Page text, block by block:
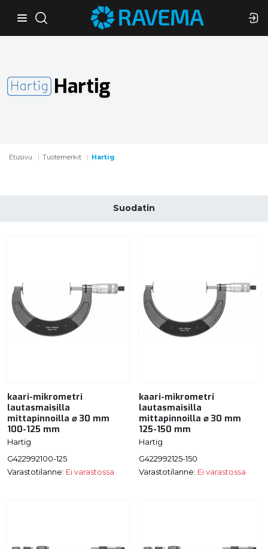
Etusivu Tuotemerkit Hartig
Hartig
Suodatin
kaari-mikrometri
lautasmaisilla
mittapinnoilla ⌀ 30 mm
100-125 mm
Hartig
G422992100-125
Varastotilanne: Ei varastossa
kaari-mikrometri
lautasmaisilla
mittapinnoilla ⌀ 30 mm
125-150 mm
Hartig
G422992125-150
Varastotilanne: Ei varastossa